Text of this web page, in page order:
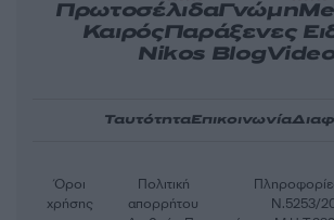
ΠρωτοσέλιδαΓνώμη
ΚαιρόςΠαράξενες
Nikos Blog
ΤαυτότηταΕπικοινωνία
Όροι
χρήσης
Πολιτική
απορρήτου
Ν.5253/